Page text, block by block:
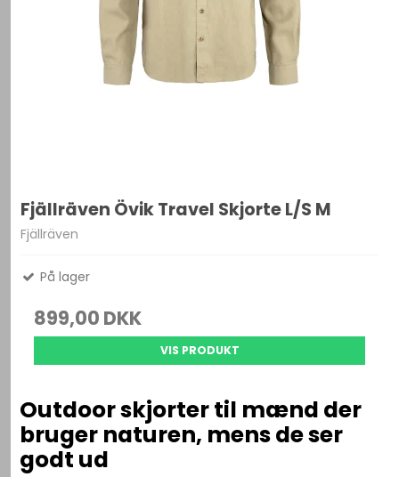
Fjällräven Övik Travel Skjorte L/S M
Fjällräven
På lager
899,00 DKK
VIS PRODUKT
Outdoor skjorter til mænd der
bruger naturen, mens de ser
godt ud